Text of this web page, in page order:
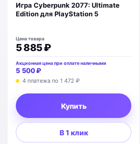
Игра Cyberpunk 2077: Ultimate
Edition для PlayStation 5
Цена товара
5 885 ₽
Акционная цена при оплате наличными
5 500 ₽
4 платежа по1 472 ₽
Купить
В 1 клик